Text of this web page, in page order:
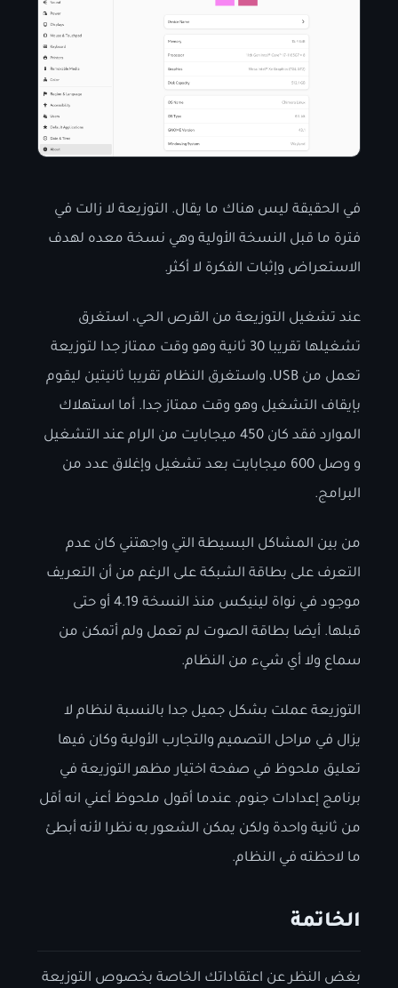
في الحقيقة ليس هناك ما يقال. التوزيعة لا زالت في
فترة ما قبل النسخة الأولية وهي نسخة معده لهدف
الاستعراض وإثبات الفكرة لا أكثر.
عند تشغيل التوزيعة من القرص الحي، استغرق
تشغيلها تقريبا 30 ثانية وهو وقت ممتاز جدا لتوزيعة
تعمل من USB، واستغرق النظام تقريبا ثانيتين ليقوم
بإيقاف التشغيل وهو وقت ممتاز جدا. أما استهلاك
الموارد فقد كان 450 ميجابايت من الرام عند التشغيل
و وصل 600 ميجابايت بعد تشغيل وإغلاق عدد من
البرامج.
من بين المشاكل البسيطة التي واجهتني كان عدم
التعرف على بطاقة الشبكة على الرغم من أن التعريف
موجود في نواة لينيكس منذ النسخة 4.19 أو حتى
قبلها. أيضا بطاقة الصوت لم تعمل ولم أتمكن من
سماع ولا أي شيء من النظام.
التوزيعة عملت بشكل جميل جدا بالنسبة لنظام لا
يزال في مراحل التصميم والتجارب الأولية وكان فيها
تعليق ملحوظ في صفحة اختيار مظهر التوزيعة في
برنامج إعدادات جنوم. عندما أقول ملحوظ أعني انه أقل
من ثانية واحدة ولكن يمكن الشعور به نظرا لأنه أبطئ
ما لاحظته في النظام.
الخاتمة
بغض النظر عن اعتقاداتك الخاصة بخصوص التوزيعة